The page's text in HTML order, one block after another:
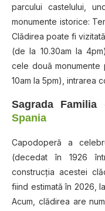
parcului castelului,
monumente istorice:
Clădirea poate fi
(de la 10.30am la
cele două
10am la 5pm), intrarea
Sagrada Familia
Sраnіа
Capodoperă a
(decedat în 1926
construcţia acestei
fiind estimată în 2026,
Acum, clădirea are